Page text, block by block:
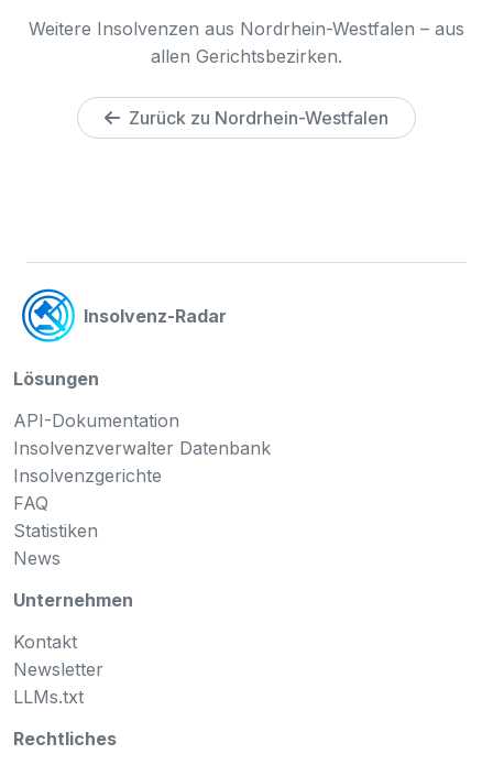
Weitere Insolvenzen aus Nordrhein-Westfalen – aus
allen Gerichtsbezirken.
Zurück zu Nordrhein-Westfalen
Insolvenz-Radar
Lösungen
API-Dokumentation
Insolvenzverwalter Datenbank
Insolvenzgerichte
FAQ
Statistiken
News
Unternehmen
Kontakt
Newsletter
LLMs.txt
Rechtliches